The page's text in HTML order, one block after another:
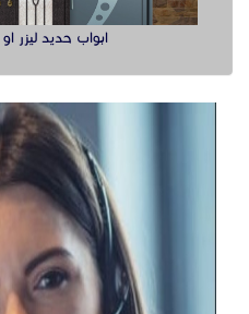
ابواب حديد ليزر